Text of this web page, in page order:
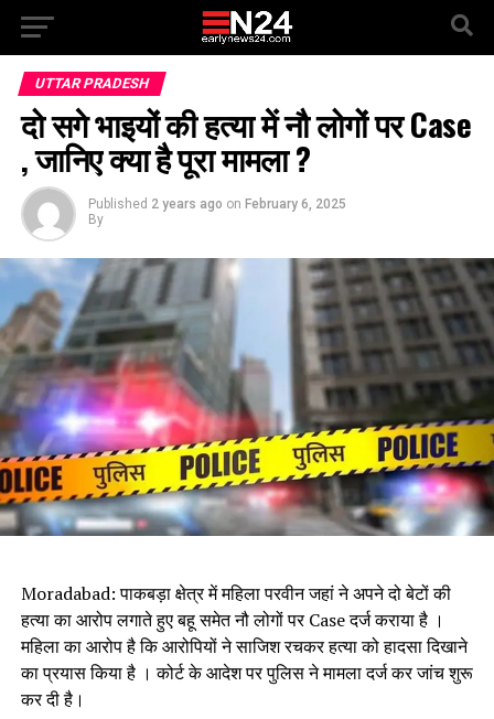
UTTAR PRADESH
दो सगे भाइयों की हत्या में नौ लोगों पर Case
, जानिए क्या है पूरा मामला ?
Published 2 years ago on February 6, 2025
By
Moradabad: पाकबड़ा क्षेत्र में महिला परवीन जहां ने अपने दो बेटों की
हत्या का आरोप लगाते हुए बहू समेत नौ लोगों पर Case दर्ज कराया है ।
महिला का आरोप है कि आरोपियों ने साजिश रचकर हत्या को हादसा दिखाने
का प्रयास किया है । कोर्ट के आदेश पर पुलिस ने मामला दर्ज कर जांच शुरू
कर दी है।